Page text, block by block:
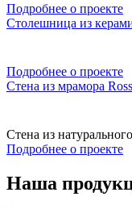
Подробнее о проекте
Столешница из
Подробнее о проекте
Стена из мрамора
Стена из
Подробнее о проекте
Наша